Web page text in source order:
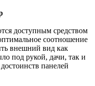
доступным средством
соотношение
внешний вид как
под рукой, дачи, так и
панелей